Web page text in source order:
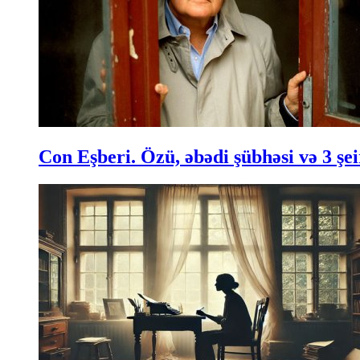
Con Eşberi. Özü, əbədi şübhəsi və 3